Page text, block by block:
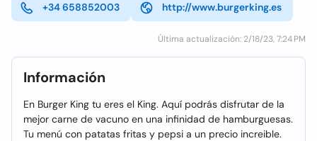
+34 658852003 http://www.burgerking.es
Última actualización: 2/18/23, 7:24 PM
Información
En Burger King tu eres el King. Aquí podrás disfrutar de la
mejor carne de vacuno en una infinidad de hamburguesas.
Tu menú con patatas fritas y pepsi a un precio increible.